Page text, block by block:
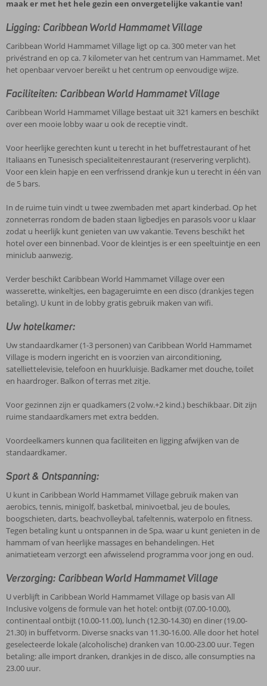
maak er met het hele gezin een onvergetelijke vakantie van!
Ligging: Caribbean World Hammamet Village
Caribbean World Hammamet Village ligt op ca. 300 meter van het
privéstrand en op ca. 7 kilometer van het centrum van Hammamet. Met
het openbaar vervoer bereikt u het centrum op eenvoudige wijze.
Faciliteiten: Caribbean World Hammamet Village
Caribbean World Hammamet Village bestaat uit 321 kamers en beschikt
over een mooie lobby waar u ook de receptie vindt.
Voor heerlijke gerechten kunt u terecht in het buffetrestaurant of het
Italiaans en Tunesisch specialiteitenrestaurant (reservering verplicht).
Voor een klein hapje en een verfrissend drankje kun u terecht in één van
de 5 bars.
In de ruime tuin vindt u twee zwembaden met apart kinderbad. Op het
zonneterras rondom de baden staan ligbedjes en parasols voor u klaar
zodat u heerlijk kunt genieten van uw vakantie. Tevens beschikt het
hotel over een binnenbad. Voor de kleintjes is er een speeltuintje en een
miniclub aanwezig.
Verder beschikt Caribbean World Hammamet Village over een
wasserette, winkeltjes, een bagageruimte en een disco (drankjes tegen
betaling). U kunt in de lobby gratis gebruik maken van wifi.
Uw hotelkamer:
Uw standaardkamer (1-3 personen) van Caribbean World Hammamet
Village is modern ingericht en is voorzien van airconditioning,
satelliettelevisie, telefoon en huurkluisje. Badkamer met douche, toilet
en haardroger. Balkon of terras met zitje.
Voor gezinnen zijn er quadkamers (2 volw.+2 kind.) beschikbaar. Dit zijn
ruime standaardkamers met extra bedden.
Voordeelkamers kunnen qua faciliteiten en ligging afwijken van de
standaardkamer.
Sport & Ontspanning:
U kunt in Caribbean World Hammamet Village gebruik maken van
aerobics, tennis, minigolf, basketbal, minivoetbal, jeu de boules,
boogschieten, darts, beachvolleybal, tafeltennis, waterpolo en fitness.
Tegen betaling kunt u ontspannen in de Spa, waar u kunt genieten in de
hammam of van heerlijke massages en behandelingen. Het
animatieteam verzorgt een afwisselend programma voor jong en oud.
Verzorging: Caribbean World Hammamet Village
U verblijft in Caribbean World Hammamet Village op basis van All
Inclusive volgens de formule van het hotel: ontbijt (07.00-10.00),
continentaal ontbijt (10.00-11.00), lunch (12.30-14.30) en diner (19.00-
21.30) in buffetvorm. Diverse snacks van 11.30-16.00. Alle door het hotel
geselecteerde lokale (alcoholische) dranken van 10.00-23.00 uur. Tegen
betaling: alle import dranken, drankjes in de disco, alle consumpties na
23.00 uur.